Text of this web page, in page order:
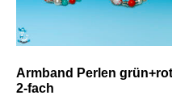
Armband Perlen grün+rot
2-fach